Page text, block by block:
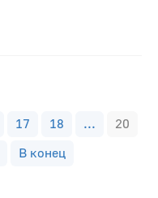
17 18 ...
20
В конец